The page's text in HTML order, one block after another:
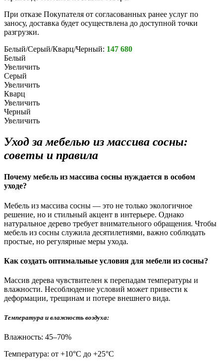
При отказе Покупателя от согласованных ранее услуг по
заносу, доставка будет осуществлена до доступной точки
разгрузки.
Белый/Серый/Кварц/Черный: 147 680
Белый
Увеличить
Серый
Увеличить
Кварц
Увеличить
Черный
Увеличить
Уход за мебелью из массива сосны:
советы и правила
Почему мебель из массива сосны нуждается в особом
уходе?
Мебель из массива сосны — это не только экологичное
решение, но и стильный акцент в интерьере. Однако
натуральное дерево требует внимательного обращения. Чтобы
мебель из сосны служила десятилетиями, важно соблюдать
простые, но регулярные меры ухода.
Как создать оптимальные условия для мебели из сосны?
Массив дерева чувствителен к перепадам температуры и
влажности. Несоблюдение условий может привести к
деформации, трещинам и потере внешнего вида.
Температура и влажность воздуха:
Влажность: 45–70%
Температура: от +10°С до +25°С